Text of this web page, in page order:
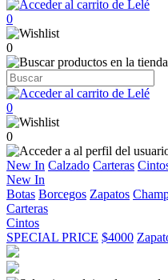
0
0
0
0
New In Calzado Carteras
New In
Botas Borcegos Zapatos
Carteras
Cintos
SPECIAL PRICE $4000